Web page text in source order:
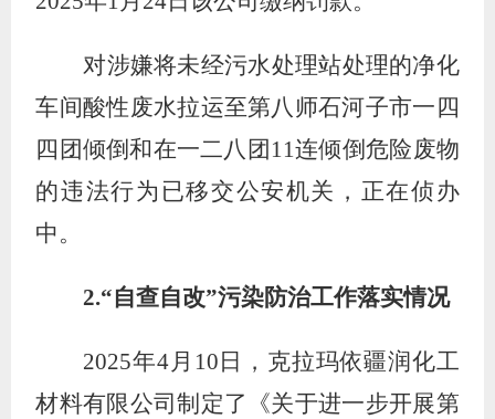
对涉嫌将未经污水处理站处理的净化
车间酸性废水拉运至第八师石河子市一四
四团倾倒和在一二八团 11连倾倒危险废物
的违法行为已移交公安机关，正在侦办
中。
2.“自查自改”污染防治工作落实情况
2025年4月 10 日，克拉玛依疆润化工
材料有限公司制定了《关于进一步开展第